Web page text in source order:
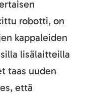
robotti, on
kappaleiden
lisälaitteilla
taas uuden
että